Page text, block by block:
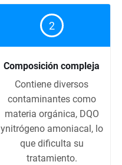
2
Composición compleja
Contiene diversos
contaminantes como
materia orgánica, DQO
ynitrógeno amoniacal, lo
que dificulta su
tratamiento.